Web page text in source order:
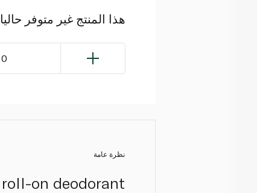
هذا المنتج غير متوفر حاليا
0
نظرة عامة
on deodorant